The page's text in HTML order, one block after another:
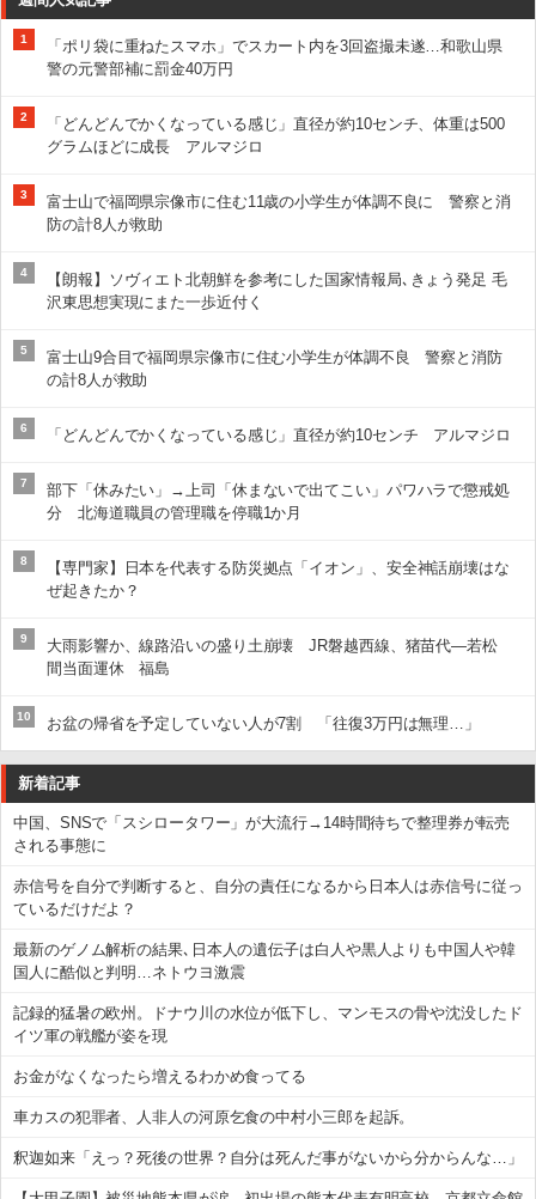
1
「ポリ袋に重ねたスマホ」でスカート内を3回盗撮未遂…和歌山県
警の元警部補に罰金40万円
2
「どんどんでかくなっている感じ」直径が約10センチ、体重は500
グラムほどに成長 アルマジロ
3
富士山で福岡県宗像市に住む11歳の小学生が体調不良に 警察と消
防の計8人が救助
4
【朗報】ソヴィエト北朝鮮を参考にした国家情報局､きょう発足 毛
沢東思想実現にまた一歩近付く
5
富士山9合目で福岡県宗像市に住む小学生が体調不良 警察と消防
の計8人が救助
6 「どんどんでかくなっている感じ」直径が約10センチ アルマジロ
7
部下「休みたい」→上司「休まないで出てこい」パワハラで懲戒処
分 北海道職員の管理職を停職1か月
8
【専門家】日本を代表する防災拠点「イオン」、安全神話崩壊はな
ぜ起きたか？
9
大雨影響か、線路沿いの盛り土崩壊 JR磐越西線、猪苗代―若松
間当面運休 福島
10 お盆の帰省を予定していない人が7割 「往復3万円は無理…」
新着記事
中国、SNSで「スシロータワー」が大流行→14時間待ちで整理券が転売
される事態に
赤信号を自分で判断すると、自分の責任になるから日本人は赤信号に従っ
ているだけだよ？
最新のゲノム解析の結果､日本人の遺伝子は白人や黒人よりも中国人や韓
国人に酷似と判明…ネトウヨ激震
記録的猛暑の欧州。ドナウ川の水位が低下し、マンモスの骨や沈没したド
イツ軍の戦艦が姿を現
お金がなくなったら増えるわかめ食ってる
車カスの犯罪者、人非人の河原乞食の中村小三郎を起訴。
釈迦如来「えっ？死後の世界？自分は死んだ事がないから分からんな…」